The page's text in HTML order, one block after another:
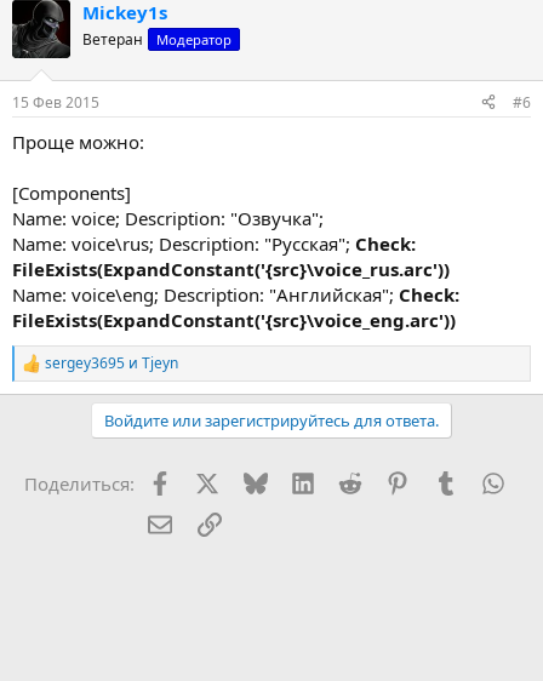
Mickey1s
Ветеран Модератор
15 Фев 2015 #6
Проще можно:
[Components]
Name: voice; Description: "Озвучка";
Name: voice\rus; Description: "Русская"; Check:
FileExists(ExpandConstant('{src}\voice_rus.arc'))
Name: voice\eng; Description: "Английская"; Check:
FileExists(ExpandConstant('{src}\voice_eng.arc'))
Р
е
и
sergey3695 и Tjeyn
Войдите или зарегистрируйтесь для ответа.
Поделиться: FacebookX (Twitter)
BlueskyLinkedInReddit PinterestTumblr
Электронная почта
Ссылка